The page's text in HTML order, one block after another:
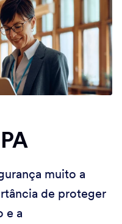
muito a
de proteger
e a